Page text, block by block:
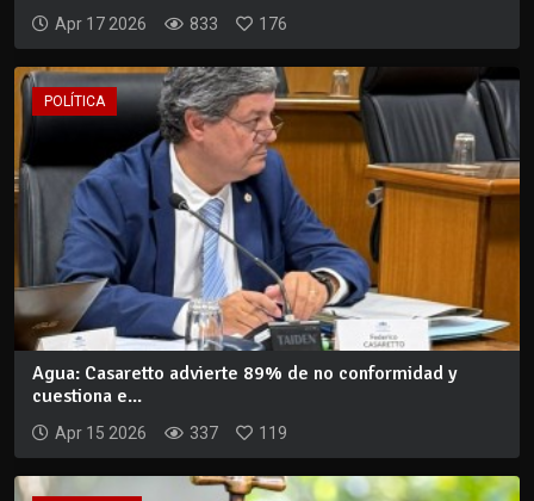
Apr 17 2026 833 176
POLÍTICA
Agua: Casaretto advierte 89% de no conformidad y
cuestiona e...
Apr 15 2026 337 119